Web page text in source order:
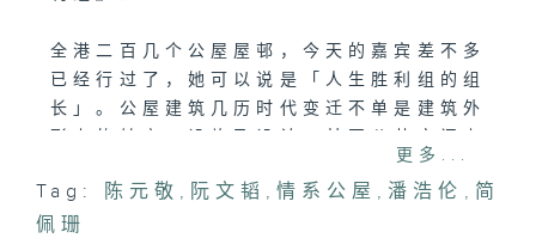
全港二百几个公屋屋邨，今天的嘉宾差不多
已经行过了，她可以说是「人生胜利组的组
长」。公屋建筑几历时代变迁不单是建筑外
都越趋人性化，为住户带来便利，但情怀又
有否不同呢？
更多...
Tag: 陈元敬 , 阮文韬 , 情系公屋 , 潘浩伦 , 简
佩珊